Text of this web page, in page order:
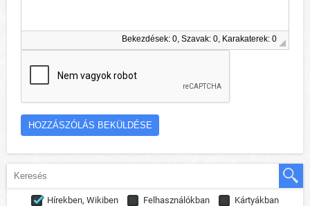
Bekezdések: 0, Szavak: 0, Karakaterek: 0
Hírekben, Wikiben Felhasználókban
Kártyákban